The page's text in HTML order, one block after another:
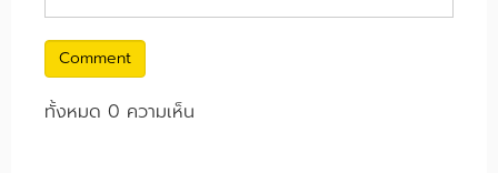
Comment
ทั้งหมด 0 ความเห็น